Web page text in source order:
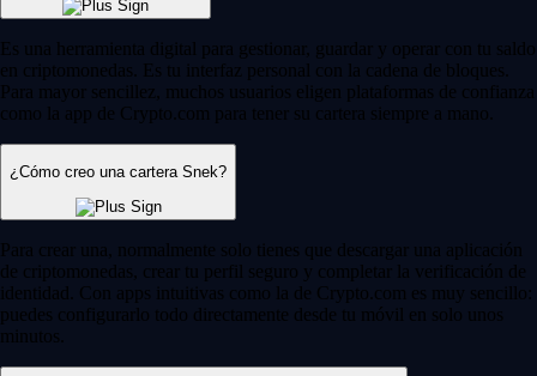
Es una herramienta digital para gestionar, guardar y operar con tu saldo
en criptomonedas. Es tu interfaz personal con la cadena de bloques.
Para mayor sencillez, muchos usuarios eligen plataformas de confianza
como la app de Crypto.com para tener su cartera siempre a mano.
¿Cómo creo una cartera Snek?
Para crear una, normalmente solo tienes que descargar una aplicación
de criptomonedas, crear tu perfil seguro y completar la verificación de
identidad. Con apps intuitivas como la de Crypto.com es muy sencillo:
puedes configurarlo todo directamente desde tu móvil en solo unos
minutos.